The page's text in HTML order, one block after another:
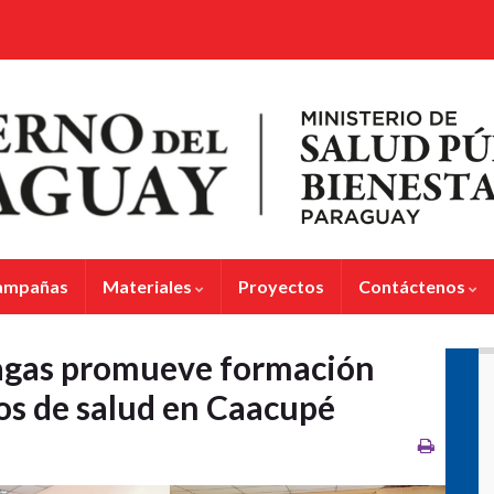
Materiales Proyectos Contáctenos
promueve formación
de salud en Caacupé